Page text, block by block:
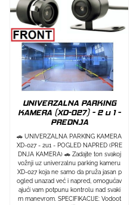
UNIVERZALNA PARKING
KAMERA (XD-027) - 2 u 1 -
PREDNJA
🚗 UNIVERZALNA PARKING KAMERA
XD-027 - 2u1 - POGLED NAPRED (PRE
DNJA KAMERA) 🚗 Zadajte ton svakoj
vožnji uz univerzalnu parking kameru
XD-027 koja ne samo da pruža jasan p
ogled unazad već i napred, omogućav
ajući vam potpunu kontrolu nad svaki
m manevrom. SPECIFIKACIJE: Vodoot